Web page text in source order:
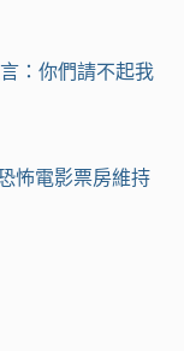
：你們請不起我
怖電影票房維持